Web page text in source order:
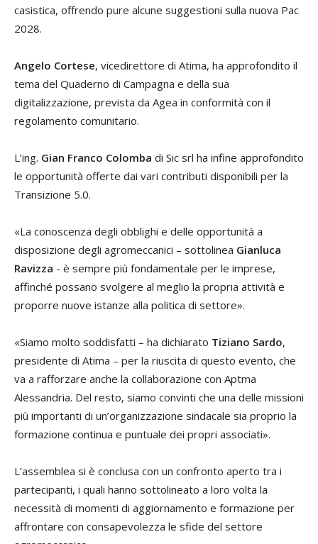
casistica, offrendo pure alcune suggestioni sulla nuova Pac
2028.
Angelo Cortese, vicedirettore di Atima, ha approfondito il
tema del Quaderno di Campagna e della sua
digitalizzazione, prevista da Agea in conformità con il
regolamento comunitario.
L’ing. Gian Franco Colomba di Sic srl ha infine approfondito
le opportunità offerte dai vari contributi disponibili per la
Transizione 5.0.
«La conoscenza degli obblighi e delle opportunità a
disposizione degli agromeccanici – sottolinea Gianluca
Ravizza - è sempre più fondamentale per le imprese,
affinché possano svolgere al meglio la propria attività e
proporre nuove istanze alla politica di settore».
«Siamo molto soddisfatti – ha dichiarato Tiziano Sardo,
presidente di Atima – per la riuscita di questo evento, che
va a rafforzare anche la collaborazione con Aptma
Alessandria. Del resto, siamo convinti che una delle missioni
più importanti di un’organizzazione sindacale sia proprio la
formazione continua e puntuale dei propri associati».
L’assemblea si è conclusa con un confronto aperto tra i
partecipanti, i quali hanno sottolineato a loro volta la
necessità di momenti di aggiornamento e formazione per
affrontare con consapevolezza le sfide del settore